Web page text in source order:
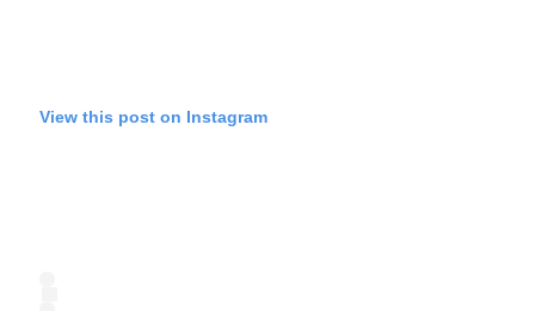
View this post on Instagram